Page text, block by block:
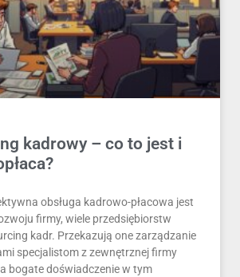
kadrowy – co to jest i
obsługa kadrowo-płacowa jest
firmy, wiele przedsiębiorstw
kadr. Przekazują one zarządzanie
specjalistom z zewnętrznej firmy
bogate doświadczenie w tym